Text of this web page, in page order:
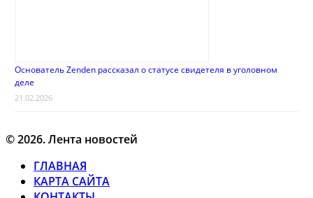
Основатель Zenden рассказал о статусе свидетеля в уголовном
деле
21.02.2026
© 2026. Лента новостей
ГЛАВНАЯ
КАРТА САЙТА